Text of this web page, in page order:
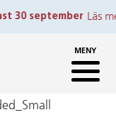
Läs mer›
MENY